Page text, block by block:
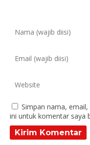
Simpan nama,
ini untuk komentar saya